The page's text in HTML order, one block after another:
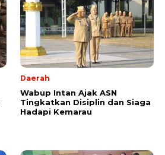
Daerah
Wabup Intan Ajak ASN
Tingkatkan Disiplin dan Siaga
Hadapi Kemarau